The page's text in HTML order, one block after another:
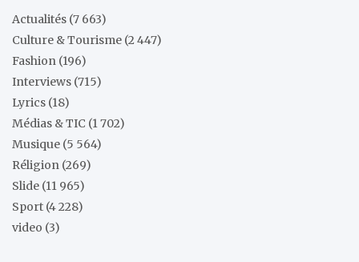
Actualités (7 663)
Culture & Tourisme (2 447)
Fashion (196)
Interviews (715)
Lyrics (18)
Médias & TIC (1 702)
Musique (5 564)
Réligion (269)
Slide (11 965)
Sport (4 228)
video (3)